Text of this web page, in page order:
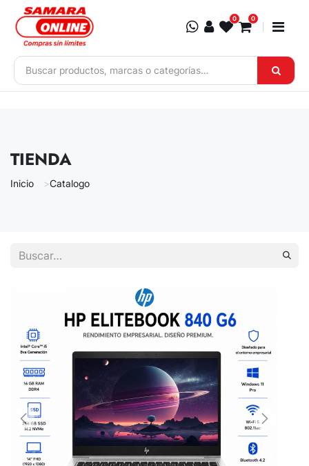
Ir al contenido
0 0
TIENDA
Inicio Catalogo